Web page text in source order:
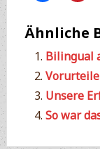
Ähnliche
Bilingual
Unsere
So war